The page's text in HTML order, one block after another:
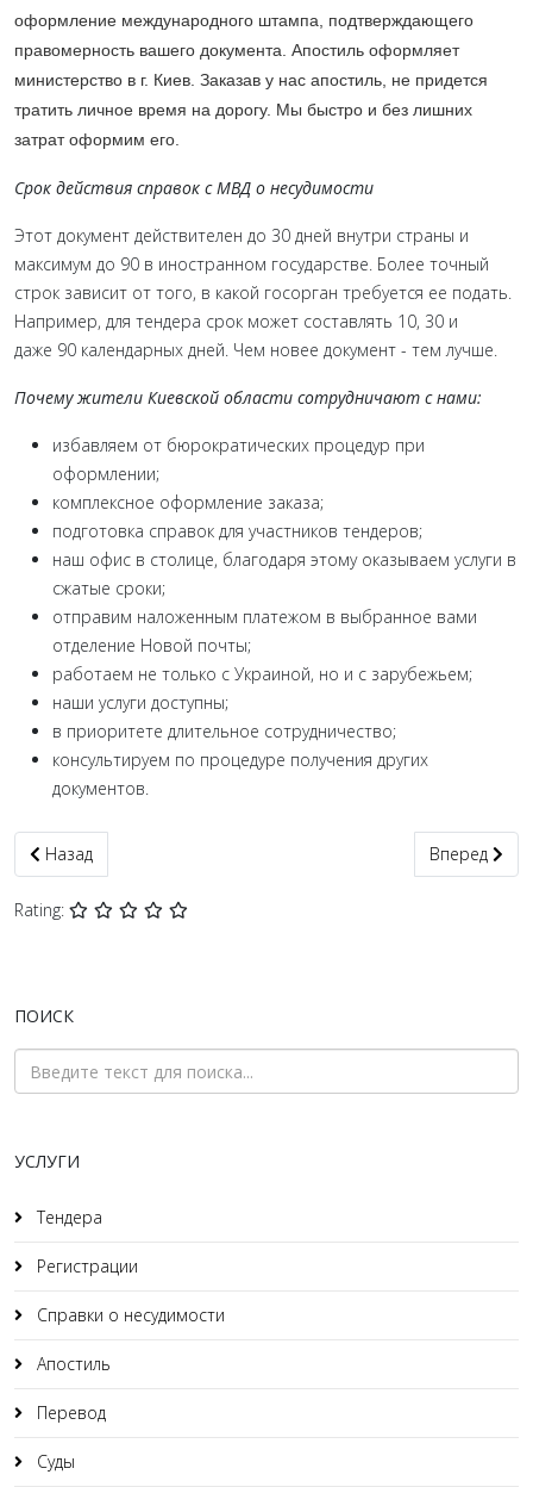
оформление международного штампа, подтверждающего
правомерность вашего документа. Апостиль оформляет
министерство в г. Киев. Заказав у нас апостиль, не придется
тратить личное время на дорогу. Мы быстро и без лишних
затрат оформим его.
Срок действия справок с МВД о несудимости
Этот документ действителен до 30 дней внутри страны и
максимум до 90 в иностранном государстве. Более точный
строк зависит от того, в какой госорган требуется ее подать.
Например, для тендера срок может составлять 10, 30 и
даже 90 календарных дней. Чем новее документ - тем лучше.
Почему жители Киевской области сотрудничают с нами:
избавляем от бюрократических процедур при
оформлении;
комплексное оформление заказа;
подготовка справок для участников тендеров;
наш офис в столице, благодаря этому оказываем услуги в
сжатые сроки;
отправим наложенным платежом в выбранное вами
отделение Новой почты;
работаем не только с Украиной, но и с зарубежьем;
наши услуги доступны;
в приоритете длительное сотрудничество;
консультируем по процедуре получения других
документов.
Предыдущий: Справка о несудимости Токмак срочно +
Назад Следующий:
Вперед
Rating:
ПОИСК
УСЛУГИ
Тендера
Регистрации
Справки о несудимости
Апостиль
Перевод
Суды